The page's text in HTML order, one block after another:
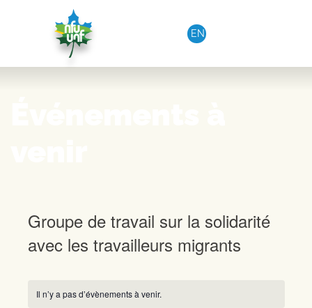
Aller au contenu
EN
Groupe de travail sur la solidarité
avec les travailleurs migrants
Il n’y a pas d’évènements à venir.